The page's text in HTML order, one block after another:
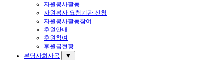
자원봉사활동
자원봉사 요청기관 신청
자원봉사활동참여
후원안내
후원참여
후원금현황
본당사회사목
▼